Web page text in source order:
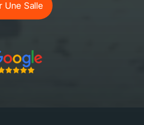
Une Salle